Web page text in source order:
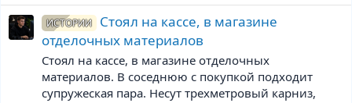
ИСТОРИИ
Стоял на кассе, в магазине
отделочных материалов
Стоял на кассе, в магазине отделочных
материалов. В соседнюю с покупкой подходит
супружеская пара. Несут трехметровый карниз,